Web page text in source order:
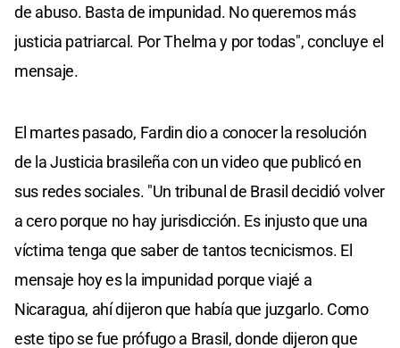
de abuso. Basta de impunidad. No queremos más
justicia patriarcal. Por Thelma y por todas", concluye el
mensaje.
El martes pasado, Fardin dio a conocer la resolución
de la Justicia brasileña con un video que publicó en
sus redes sociales. "Un tribunal de Brasil decidió volver
a cero porque no hay jurisdicción. Es injusto que una
víctima tenga que saber de tantos tecnicismos. El
mensaje hoy es la impunidad porque viajé a
Nicaragua, ahí dijeron que había que juzgarlo. Como
este tipo se fue prófugo a Brasil, donde dijeron que